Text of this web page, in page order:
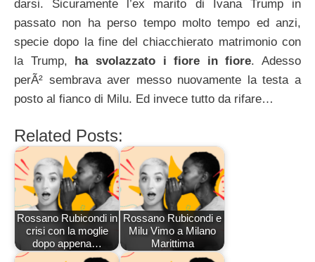
darsi. Sicuramente l’ex marito di Ivana Trump in
passato non ha perso tempo molto tempo ed anzi,
specie dopo la fine del chiacchierato matrimonio con
la Trump, ha svolazzato i fiore in fiore. Adesso
perÃ² sembrava aver messo nuovamente la testa a
posto al fianco di Milu. Ed invece tutto da rifare…
Related Posts:
Rossano Rubicondi in
crisi con la moglie
dopo appena…
Rossano Rubicondi e
Milu Vimo a Milano
Marittima